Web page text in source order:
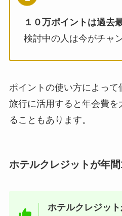
１０万ポイントは過去
検討中の人は今がチャ
ポイントの使い方によって
旅行に活用すると年会費を
ることもあります。
ホテルクレジットが年
ホテルクレジッ